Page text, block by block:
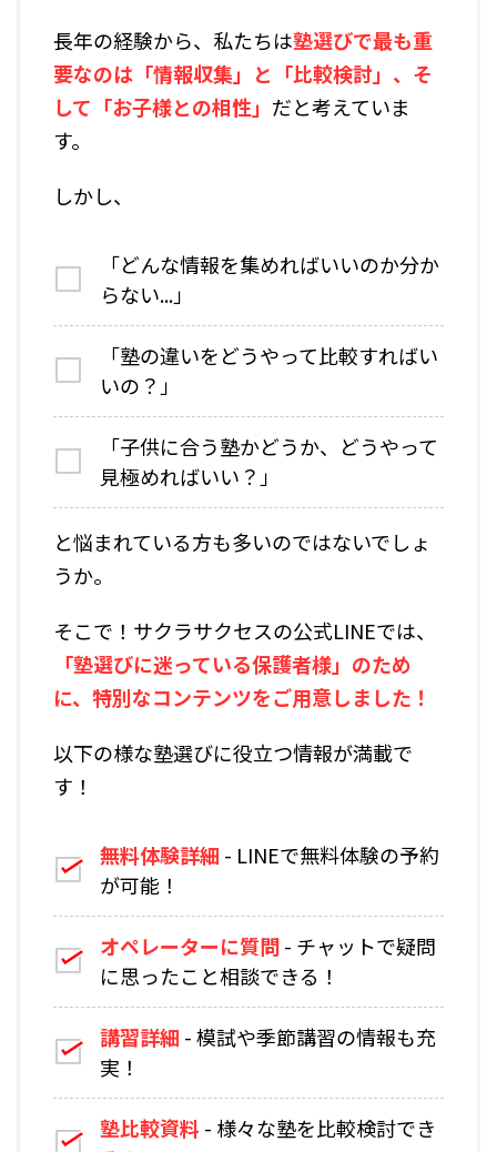
長年の経験から、私たちは塾選びで最も重
要なのは「情報収集」と「比較検討」、そ
して「お子様との相性」 だと考えていま
す。
しかし、
「どんな情報を集めればいいのか分か
らない...」
「塾の違いをどうやって比較すればい
いの？」
「子供に合う塾かどうか、どうやって
見極めればいい？」
と悩まれている方も多いのではないでしょ
うか。
そこで！サクラサクセスの公式LINEでは、
「塾選びに迷っている保護者様」のため
に、特別なコンテンツをご用意しました！
以下の様な塾選びに役立つ情報が満載で
す！
無料体験詳細 - LINEで無料体験の予約
が可能！
オペレーターに質問- チャットで疑問
に思ったこと相談できる！
講習詳細 - 模試や季節講習の情報も充
実！
塾比較資料 - 様々な塾を比較検討でき